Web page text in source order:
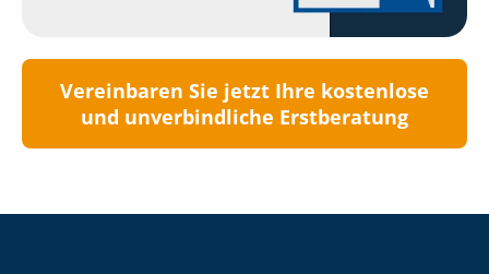
Vereinbaren Sie jetzt Ihre kostenlose
und unverbindliche Erstberatung